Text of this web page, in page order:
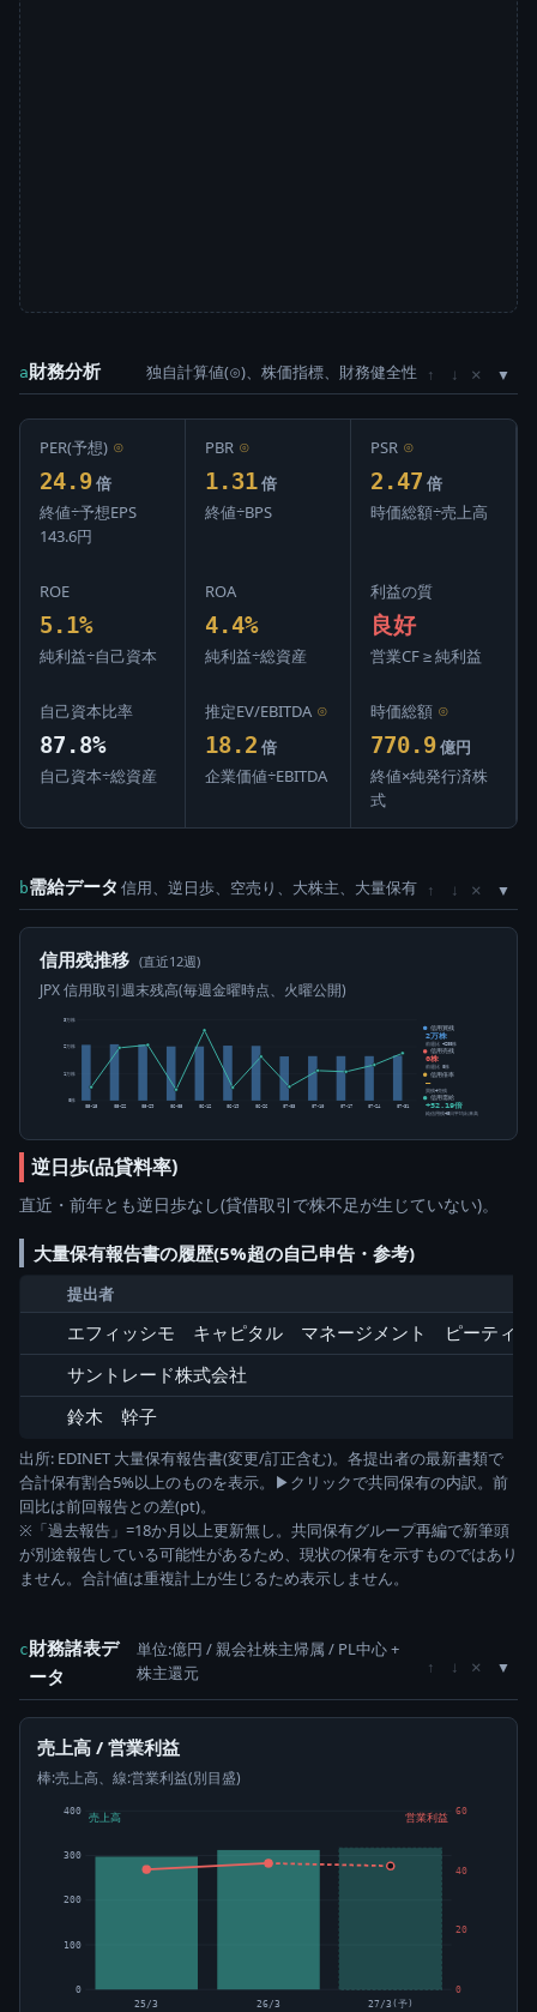
a財務分析 独自計算値(⊙)、株価指標、財務健全性 ↑ ↓ ×
PER(予想) ⊙
24.9 倍
終値÷予想EPS
143.6円
PBR ⊙
1.31 倍
終値÷BPS
PSR ⊙
2.47 倍
時価総額÷売上高
ROE
5.1%
純利益÷自己資本
ROA
4.4%
純利益÷総資産
利益の質
良好
営業CF ≥ 純利益
自己資本比率
87.8%
自己資本÷総資産
推定EV/EBITDA ⊙
18.2 倍
企業価値÷EBITDA
時価総額 ⊙
770.9 億円
終値×純発行済株
式
b需給データ 信用、逆日歩、空売り、大株主、大量保有 ↑ ↓ ×
信用残推移 (直近12週)
JPX 信用取引週末残高(毎週金曜時点、火曜公開)
0株
1万株
2万株
3万株
05-15 05-22 05-29 06-05 06-12 06-19 06-26 07-03 07-10 07-17 07-24 07-31
信用買残
2万株
前週比 +200株
信用売残
0株
前週比 0株
信用倍率
―
買残÷売残
信用需給
+52.19倍
純信用残÷5日平均出来高
逆日歩(品貸料率)
直近・前年とも逆日歩なし(貸借取引で株不足が生じていない)。
大量保有報告書の履歴(5%超の自己申告・参考)
提出者
エフィッシモ キャピタル マネージメント ピーティ
サントレード株式会社
鈴木 幹子
出所: EDINET 大量保有報告書(変更/訂正含む)。各提出者の最新書類で
合計保有割合5%以上のものを表示。▶クリックで共同保有の内訳。前
回比は前回報告との差(pt)。
※「過去報告」=18か月以上更新無し。共同保有グループ再編で新筆頭
が別途報告している可能性があるため、現状の保有を示すものではあり
ません。合計値は重複計上が生じるため表示しません。
c財務諸表デ
ータ
単位:億円 / 親会社株主帰属 / PL中心 +
株主還元
↑ ↓ ×
売上高 / 営業利益
棒:売上高、線:営業利益(別目盛)
0
100
200
300
400
0
20
40
60
25/3 26/3 27/3(予)
売上高 営業利益